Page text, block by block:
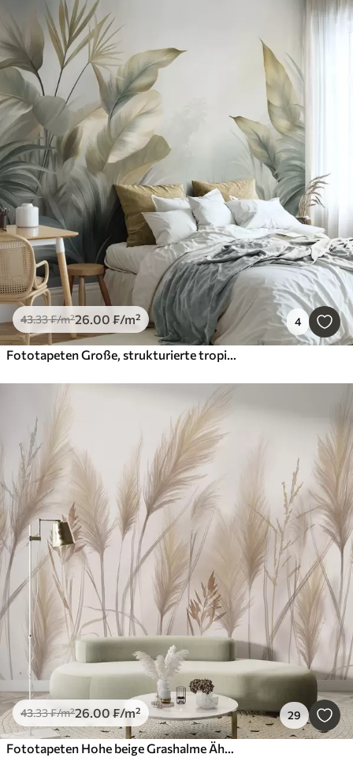
43.33₣/m²26.00 ₣/m² 4
Fototapeten Große, strukturierte tropische Blätter in gedämpften Grün- und Beigetönen, eine Dschungelkulisse
43.33₣/m²26.00 ₣/m² 29
Fototapeten Hohe beige Grashalme Ährchen wiegen sich im Wind vor einem weichen, hellen Hintergrund